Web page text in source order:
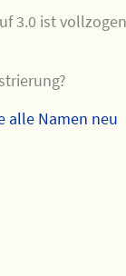
3.0 ist
alle Namen neu